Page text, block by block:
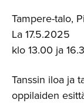
Tampere-talo,
La 17.5.2025
klo 13.00 ja
Tanssin iloa ja
oppilaiden